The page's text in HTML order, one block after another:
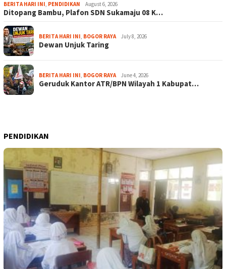
BERITA HARI INI, PENDIDIKAN August 6, 2026
Ditopang Bambu, Plafon SDN Sukamaju 08 K…
BERITA HARI INI, BOGOR RAYA July 8, 2026
Dewan Unjuk Taring
BERITA HARI INI, BOGOR RAYA June 4, 2026
Geruduk Kantor ATR/BPN Wilayah 1 Kabupat…
PENDIDIKAN